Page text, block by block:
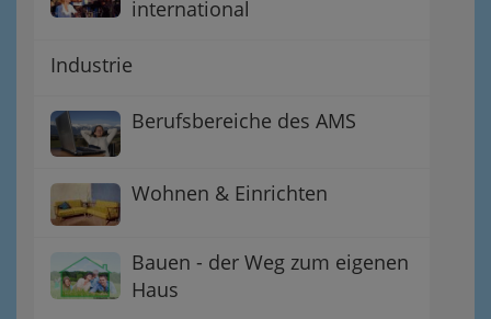
international
Industrie
Berufsbereiche des AMS
Wohnen & Einrichten
Bauen - der Weg zum eigenen
Haus